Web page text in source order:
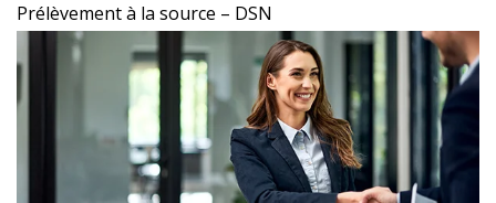
Prélèvement à la source – DSN